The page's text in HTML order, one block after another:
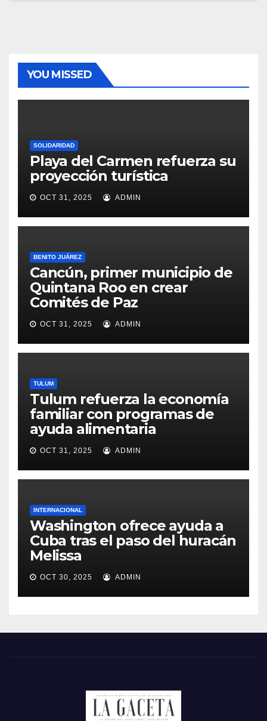
YOU MISSED
SOLIDARIDAD
Playa del Carmen refuerza su
proyección turística
OCT 31, 2025 ADMIN
BENITO JUÁREZ
Cancún, primer municipio de
Quintana Roo en crear
Comités de Paz
OCT 31, 2025 ADMIN
TULUM
Tulum refuerza la economía
familiar con programas de
ayuda alimentaria
OCT 31, 2025 ADMIN
INTERNACIONAL
Washington ofrece ayuda a
Cuba tras el paso del huracán
Melissa
OCT 30, 2025 ADMIN